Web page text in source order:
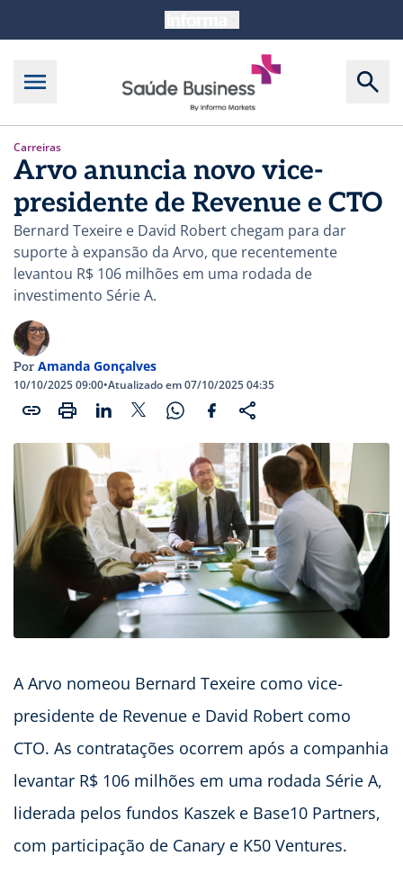
Carreiras
Arvo anuncia novo vice-
presidente de Revenue e CTO
Bernard Texeire e David Robert chegam para dar
suporte à expansão da Arvo, que recentemente
levantou R$ 106 milhões em uma rodada de
investimento Série A.
Por Amanda Gonçalves
10/10/2025 09:00•Atualizado em 07/10/2025 04:35
A Arvo nomeou Bernard Texeire como vice-
presidente de Revenue e David Robert como
CTO. As contratações ocorrem após a companhia
levantar R$ 106 milhões em uma rodada Série A,
liderada pelos fundos Kaszek e Base10 Partners,
com participação de Canary e K50 Ventures.